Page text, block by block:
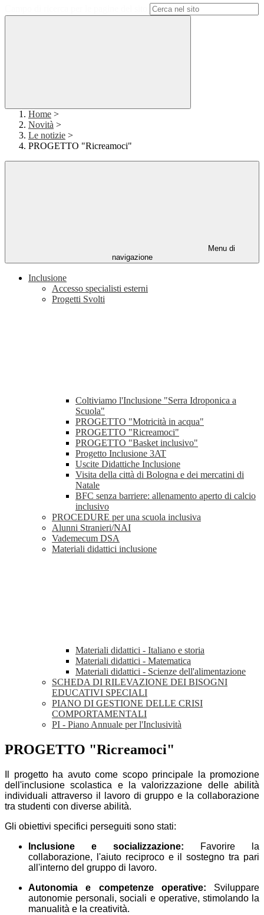
Home >
Novità >
Le notizie >
PROGETTO "Ricreamoci"
Menu di
navigazione
Inclusione
Accesso specialisti esterni
Progetti Svolti
Coltiviamo l'Inclusione "Serra Idroponica a
Scuola"
PROGETTO "Motricità in acqua"
PROGETTO "Ricreamoci"
PROGETTO "Basket inclusivo"
Progetto Inclusione 3AT
Uscite Didattiche Inclusione
Visita della città di Bologna e dei mercatini di
Natale
BFC senza barriere: allenamento aperto di calcio
inclusivo
PROCEDURE per una scuola inclusiva
Alunni Stranieri/NAI
Vademecum DSA
Materiali didattici inclusione
Materiali didattici - Italiano e storia
Materiali didattici - Matematica
Materiali didattici - Scienze dell'alimentazione
SCHEDA DI RILEVAZIONE DEI BISOGNI
EDUCATIVI SPECIALI
PIANO DI GESTIONE DELLE CRISI
COMPORTAMENTALI
PI - Piano Annuale per l'Inclusività
PROGETTO "Ricreamoci"
Il progetto ha avuto come scopo principale la promozione
dell'inclusione scolastica e la valorizzazione delle abilità
individuali attraverso il lavoro di gruppo e la collaborazione
tra studenti con diverse abilità.
Gli obiettivi specifici perseguiti sono stati:
Inclusione e socializzazione: Favorire la
collaborazione, l'aiuto reciproco e il sostegno tra pari
all'interno del gruppo di lavoro.
Autonomia e competenze operative: Sviluppare
autonomie personali, sociali e operative, stimolando la
manualità e la creatività.